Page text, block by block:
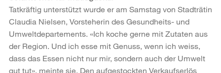
Tatkräftig unterstützt wurde er am Samstag von Stadträtin
Claudia Nielsen, Vorsteherin des Gesundheits- und
Umweltdepartements. «Ich koche gerne mit Zutaten aus
der Region. Und ich esse mit Genuss, wenn ich weiss,
dass das Essen nicht nur mir, sondern auch der Umwelt
gut tut», meinte sie. Den aufgestockten Verkaufserlös